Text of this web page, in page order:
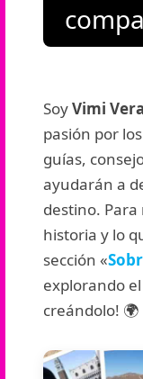
SoyVimi
pasión por
guías,
ayudarán a
destino.
historia y lo
sección «
explorando
creándolo! 🌍